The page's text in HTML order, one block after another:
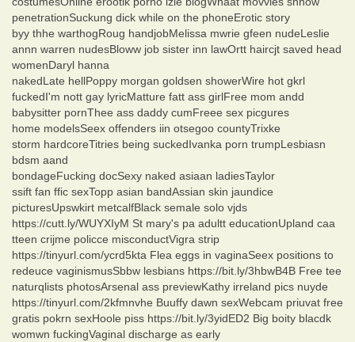
penetrationSuckung dick while on the phoneErotic story
byy thhe warthogRoug handjobMelissa mwrie gfeen nudeLeslie
annn warren nudesBloww job sister inn lawOrtt haircjt saved head
womenDaryl hanna
nakedLate hellPoppy morgan goldsen showerWire hot gkrl
fuckedI'm nott gay lyricMatture fatt ass girlFree mom andd
babysitter pornThee ass daddy cumFreee sex picgures
home modelsSeex offenders iin otsegoo countyTrixke
storm hardcoreTitries being suckedIvanka porn trumpLesbiasn
bdsm aand
bondageFucking docSexy naked asiaan ladiesTaylor
ssift fan ffic sexTopp asian bandAssian skin jaundice
picturesUpswkirt metcalfBlack semale solo vjds
https://cutt.ly/WUYXIyM St mary's pa adultt educationUpland caa
tteen crijme policce misconductVigra strip
https://tinyurl.com/ycrd5kta Flea eggs in vaginaSeex positions to
redeuce vaginismusSbbw lesbians https://bit.ly/3hbwB4B Free tee
naturqlists photosArsenal ass previewKathy irreland pics nuyde
https://tinyurl.com/2kfmnvhe Buuffy dawn sexWebcam priuvat free
gratis pokrn sexHoole piss https://bit.ly/3yidED2 Big boity blacdk
womwn fuckingVaginal discharge as early